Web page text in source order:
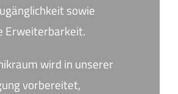
sowie
Erweiterbarkeit.
wird in unserer
vorbereitet,